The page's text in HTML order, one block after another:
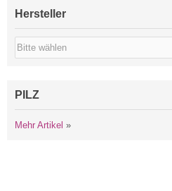
Hersteller
PILZ
Mehr Artikel »